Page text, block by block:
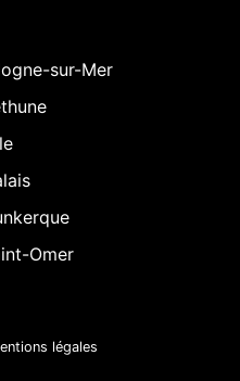
sur-Mer
Omer
légales